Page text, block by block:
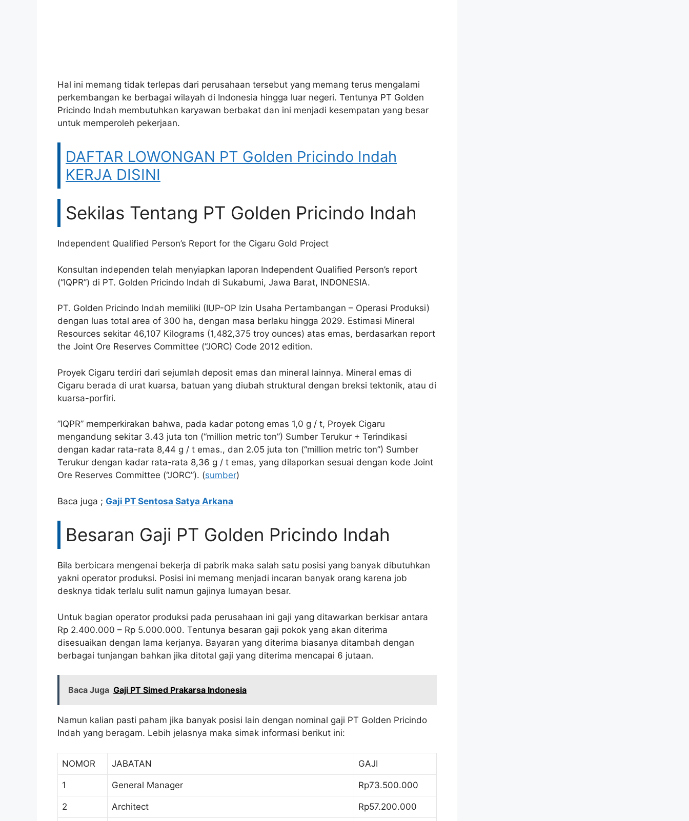
Hal ini memang tidak terlepas dari perusahaan tersebut yang memang terus mengalami
perkembangan ke berbagai wilayah di Indonesia hingga luar negeri. Tentunya PT Golden
Pricindo Indah membutuhkan karyawan berbakat dan ini menjadi kesempatan yang besar
untuk memperoleh pekerjaan.
DAFTAR LOWONGAN PT Golden Pricindo Indah
KERJA DISINI
Sekilas Tentang PT Golden Pricindo Indah
Independent Qualified Person’s Report for the Cigaru Gold Project
Konsultan independen telah menyiapkan laporan Independent Qualified Person’s report
(“IQPR”) di PT. Golden Pricindo Indah di Sukabumi, Jawa Barat, INDONESIA.
​PT. Golden Pricindo Indah memiliki (IUP-OP Izin Usaha Pertambangan – Operasi Produksi)
dengan luas total area of 300 ha, dengan masa berlaku hingga 2029. Estimasi Mineral
Resources sekitar 46,107 Kilograms (1,482,375 troy ounces) atas emas, berdasarkan report
the Joint Ore Reserves Committee (“JORC) Code 2012 edition.
​Proyek Cigaru terdiri dari sejumlah deposit emas dan mineral lainnya. Mineral emas di
Cigaru berada di urat kuarsa, batuan yang diubah struktural dengan breksi tektonik, atau di
kuarsa-porfiri.
​”IQPR” memperkirakan bahwa, pada kadar potong emas 1,0 g / t, Proyek Cigaru
mengandung sekitar 3.43 juta ton (“million metric ton”) Sumber Terukur + Terindikasi
dengan kadar rata-rata 8,44 g / t emas., dan 2.05 juta ton (“million metric ton”) Sumber
Terukur dengan kadar rata-rata 8,36 g / t emas, yang dilaporkan sesuai dengan kode Joint
Ore Reserves Committee (“JORC”). (sumber)
​Baca juga ; Gaji PT Sentosa Satya Arkana
Besaran Gaji PT Golden Pricindo Indah
Bila berbicara mengenai bekerja di pabrik maka salah satu posisi yang banyak dibutuhkan
yakni operator produksi. Posisi ini memang menjadi incaran banyak orang karena job
desknya tidak terlalu sulit namun gajinya lumayan besar.
Untuk bagian operator produksi pada perusahaan ini gaji yang ditawarkan berkisar antara
Rp 2.400.000 – Rp 5.000.000. Tentunya besaran gaji pokok yang akan diterima
disesuaikan dengan lama kerjanya. Bayaran yang diterima biasanya ditambah dengan
berbagai tunjangan bahkan jika ditotal gaji yang diterima mencapai 6 jutaan.
Baca Juga Gaji PT Simed Prakarsa Indonesia
Namun kalian pasti paham jika banyak posisi lain dengan nominal gaji PT Golden Pricindo
Indah yang beragam. Lebih jelasnya maka simak informasi berikut ini:
NOMOR JABATAN GAJI
1 General Manager Rp73.500.000
2 Architect Rp57.200.000